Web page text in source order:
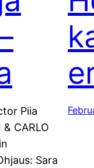
Piia
& CARLO
Sara